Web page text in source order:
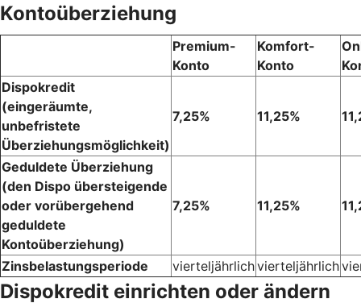
Kontoüberziehung
Premium-
Konto
Komfort-
Konto
Dispokredit
(eingeräumte,
unbefristete
Überziehungsmöglichkeit)
7,25% 11,25%
Geduldete Überziehung
(den Dispo übersteigende
oder vorübergehend
geduldete
Kontoüberziehung)
7,25% 11,25%
Zinsbelastungsperiode vierteljährlichvierteljährlich
Dispokredit einrichten oder ändern